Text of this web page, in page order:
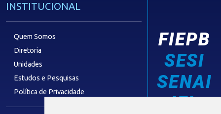
INSTITUCIONAL
Quem Somos
Diretoria
Unidades
Estudos e Pesquisas
Política de Privacidade
FIEPB
SESI
SENAI
IEL